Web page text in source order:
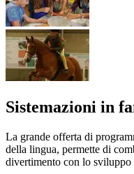
Sistemazioni in
La grande offerta di
della lingua, permette di
divertimento con lo sviluppo